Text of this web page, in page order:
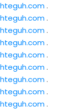
.
.
.
.
.
.
.
.
.